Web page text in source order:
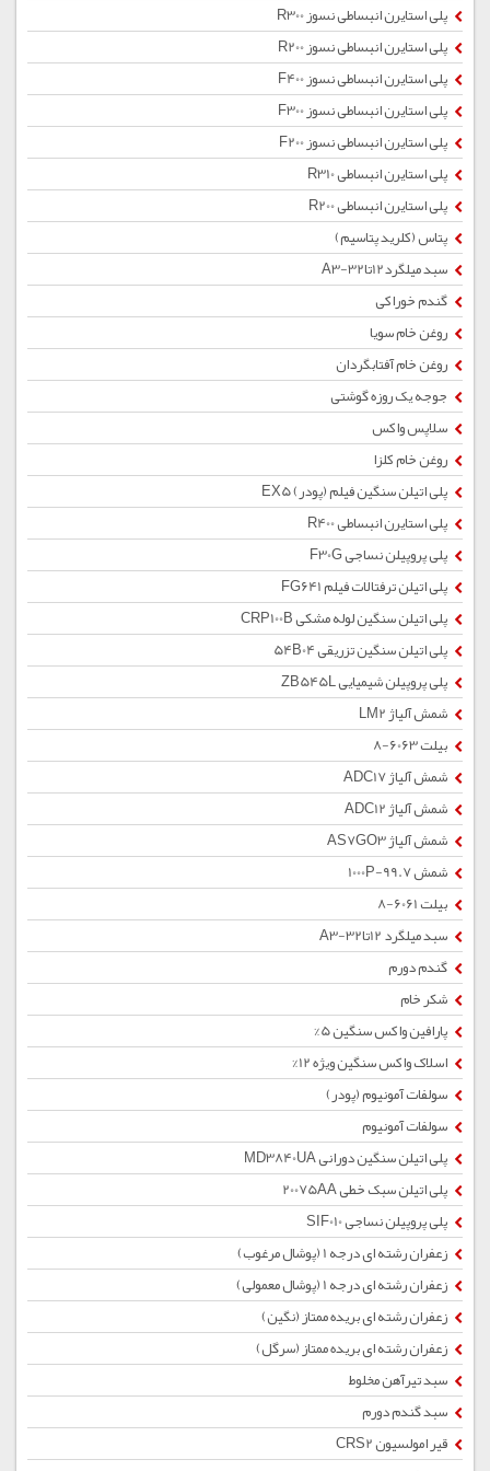
پلی استایرن انبساطی نسوز R300
پلی استایرن انبساطی نسوز R200
پلی استایرن انبساطی نسوز F400
پلی استایرن انبساطی نسوز F300
پلی استایرن انبساطی نسوز F200
پلی استایرن انبساطی R310
پلی استایرن انبساطی R200
پتاس (کلرید پتاسیم)
سبد میلگرد12تا32-A3
گندم خوراکی
روغن خام سویا
روغن خام آفتابگردان
جوجه یک روزه گوشتی
سلاپس واکس
روغن خام کلزا
پلی اتیلن سنگین فیلم (پودر) EX5
پلی استایرن انبساطی R400
پلی پروپیلن نساجی F30G
پلی اتیلن ترفتالات فیلم FG641
پلی اتیلن سنگین لوله مشکی CRP100B
پلی اتیلن سنگین تزریقی 54B04
پلی پروپیلن شیمیایی ZB545L
شمش آلیاژ LM2
بیلت 6063-8
شمش آلیاژ ADC17
شمش آلیاژ ADC12
شمش آلیاژ AS7GO3
شمش 1000P-99.7
بیلت 6061-8
سبد میلگرد 12تا32-A3
گندم دورم
شکر خام
پارافین واکس سنگین 5%
اسلاک واکس سنگین ویژه 12%
سولفات آمونیوم (پودر)
سولفات آمونیوم
پلی اتیلن سنگین دورانی MD3840UA
پلی اتیلن سبک خطی 20075AA
پلی پروپیلن نساجی SIF010
زعفران رشته ای درجه 1 (پوشال مرغوب)
زعفران رشته ای درجه 1 (پوشال معمولی)
زعفران رشته ای بریده ممتاز (نگین)
زعفران رشته ای بریده ممتاز (سرگل)
سبد تیرآهن مخلوط
سبد گندم دورم
قیر امولسیون CRS2